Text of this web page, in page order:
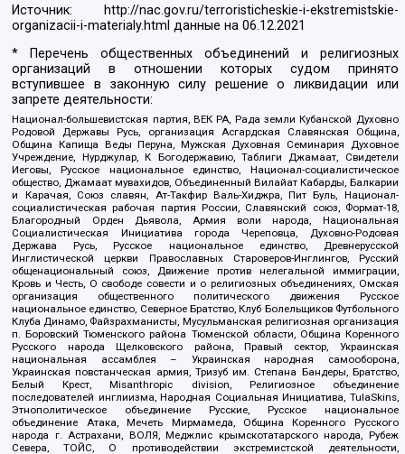
Источник:
http://nac.gov.ru/terroristicheskie-i-ekstremistskie-
organizacii-i-materialy.html данные на06.12.2021
* Перечень общественных объединений и религиозных
организаций в отношении которых судом принято
вступившее в законную силу решение о ликвидации или
запрете деятельности:
Национал-большевистская партия, ВЕК РА, Рада земли Кубанской Духовно
Родовой Державы Русь, организация Асгардская Славянская Община,
Община Капища Веды Перуна, Мужская Духовная Семинария Духовное
Учреждение, Нурджулар, К Богодержавию, Таблиги Джамаат, Свидетели
Иеговы, Русское национальное единство, Национал-социалистическое
общество, Джамаат мувахидов, Объединенный Вилайат Кабарды, Балкарии
и Карачая, Союз славян, Ат-Такфир Валь-Хиджра, Пит Буль, Национал-
социалистическая рабочая партия России, Славянский союз, Формат-18,
Благородный Орден Дьявола, Армия воли народа, Национальная
Социалистическая Инициатива города Череповца, Духовно-Родовая
Держава Русь, Русское национальное единство, Древнерусской
Инглистической церкви Православных Староверов-Инглингов, Русский
общенациональный союз, Движение против нелегальной иммиграции,
Кровь и Честь, О свободе совести и о религиозных объединениях, Омская
организация общественного политического движения Русское
национальное единство, Северное Братство, Клуб Болельщиков Футбольного
Клуба Динамо, Файзрахманисты, Мусульманская религиозная организация
п. Боровский Тюменского района Тюменской области, Община Коренного
Русского народа Щелковского района, Правый сектор, Украинская
национальная ассамблея – Украинская народная самооборона,
Украинская повстанческая армия, Тризуб им. Степана Бандеры, Братство,
Белый Крест, Misanthropic division, Религиозное объединение
последователей инглиизма, Народная Социальная Инициатива, TulaSkins,
Этнополитическое объединение Русские, Русское национальное
объединение Атака, Мечеть Мирмамеда, Община Коренного Русского
народа г. Астрахани, ВОЛЯ, Меджлис крымскотатарского народа, Рубеж
Севера, ТОЙС, О противодействии экстремистской деятельности,